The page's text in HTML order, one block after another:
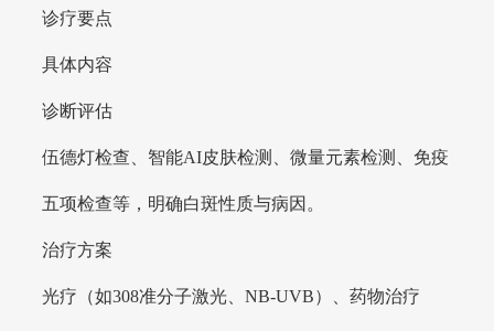
诊疗要点
具体内容
诊断评估
伍德灯检查、智能AI皮肤检测、微量元素检测、免疫
五项检查等，明确白斑性质与病因。
治疗方案
光疗（如308准分子激光、NB-UVB）、药物治疗